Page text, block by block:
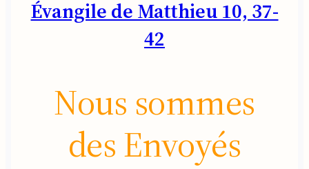
Évangile de Matthieu 10, 37-
42
Nous sommes
des Envoyés